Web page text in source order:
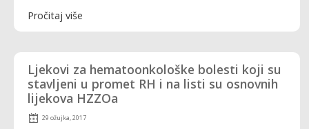
Pročitaj više
Ljekovi za hematoonkološke bolesti koji su
stavljeni u promet RH i na listi su osnovnih
lijekova HZZOa
29 ožujka, 2017